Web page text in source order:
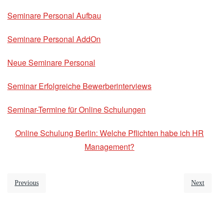
Seminare Personal Aufbau
Seminare Personal AddOn
Neue Seminare Personal
Seminar Erfolgreiche Bewerberinterviews
Seminar-Termine für Online Schulungen
Online Schulung Berlin: Welche Pflichten habe ich HR
Management?
Previous Next